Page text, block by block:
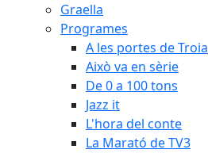
Graella
Programes
A les portes de Troia
Això va en sèrie
De 0 a 100 tons
Jazz it
L'hora del conte
La Marató de TV3